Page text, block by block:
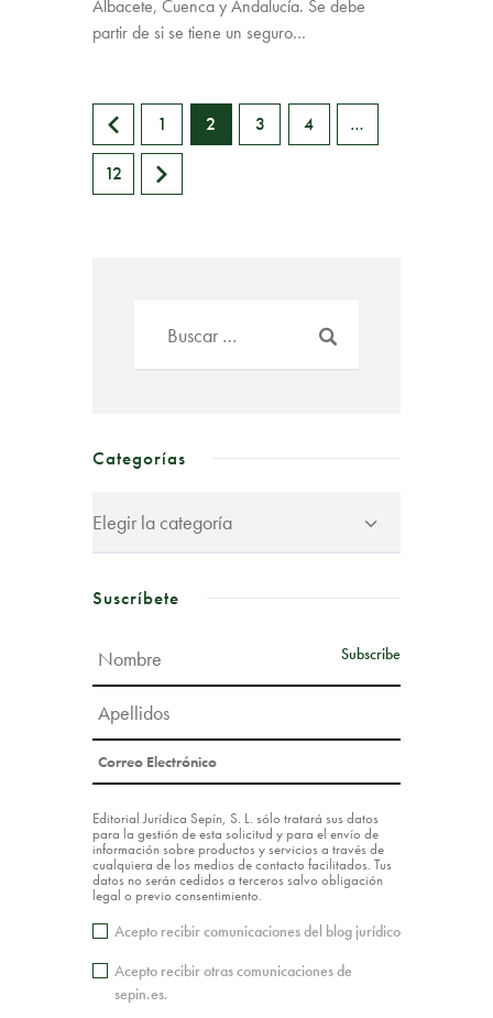
Albacete, Cuenca y Andalucía. Se debe
partir de si se tiene un seguro…
1 2 3 4 …
12
Categorías
Suscríbete
Editorial Jurídica Sepín, S. L. sólo tratará sus datos
para la gestión de esta solicitud y para el envío de
información sobre productos y servicios a través de
cualquiera de los medios de contacto facilitados. Tus
datos no serán cedidos a terceros salvo obligación
legal o previo consentimiento.
Acepto recibir comunicaciones del blog jurídico
Acepto recibir otras comunicaciones de
sepin.es.